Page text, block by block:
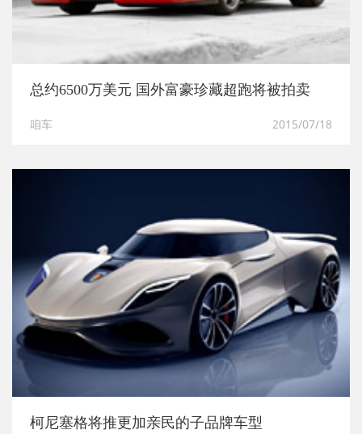
总约6500万美元 国外富豪珍藏超跑将被拍卖
咱车 2015/07/18
柯尼塞格将推更加亲民的子品牌车型